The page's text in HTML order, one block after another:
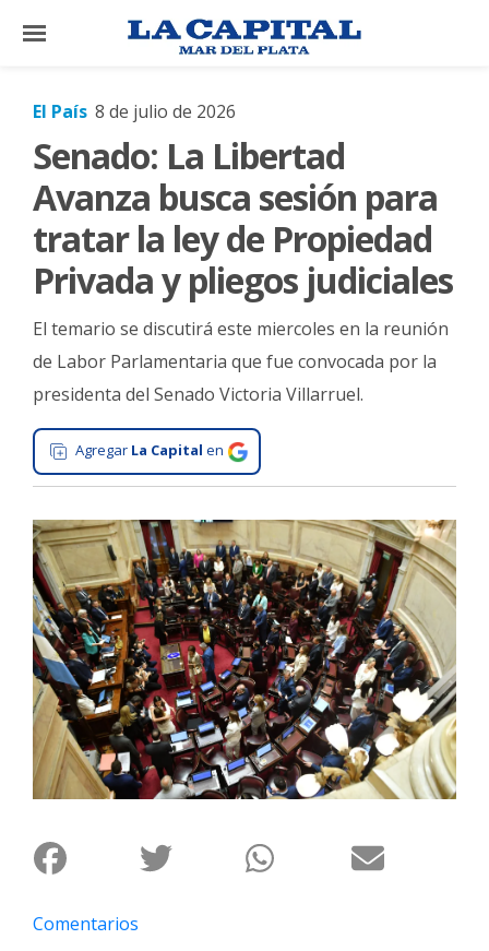
×
El
País
El
Mundo
La
Cultura
Tecnología
Gastronomía
Salud
Interés
General
La
Ciudad
Deportes
Arte
y
Espectáculos
Policiales
Fotos
El País 8 de julio de 2026
Senado: La Libertad
Avanza busca sesión para
tratar la ley de Propiedad
Privada y pliegos judiciales
El temario se discutirá este miercoles en la reunión
de Labor Parlamentaria que fue convocada por la
presidenta del Senado Victoria Villarruel.
Agregar La Capital en
Comentarios